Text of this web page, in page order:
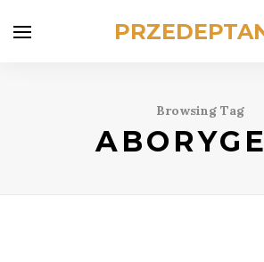
Browsing Tag